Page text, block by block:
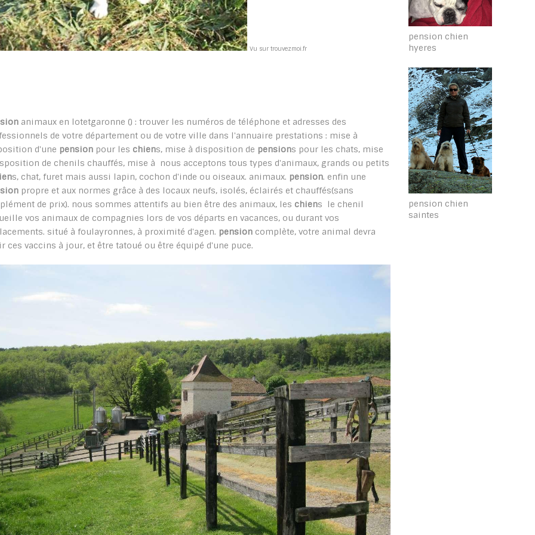
Vu sur trouvezmoi.fr
animaux en lotetgaronne () : trouver les numéros de téléphone et adresses des
de votre département ou de votre ville dans l'annuaire prestations : mise à
d'une pension pour les chiens, mise à disposition de pensions pour les chats, mise
de chenils chauffés, mise à nous acceptons tous types d'animaux, grands ou petits
s, chat, furet mais aussi lapin, cochon d'inde ou oiseaux. animaux. pension. enfin une
propre et aux normes grâce à des locaux neufs, isolés, éclairés et chauffés(sans
de prix). nous sommes attentifs au bien être des animaux, les chiens le chenil
vos animaux de compagnies lors de vos départs en vacances, ou durant vos
situé à foulayronnes, à proximité d'agen. pension complète, votre animal devra
ces vaccins à jour, et être tatoué ou être équipé d'une puce.
pension chien
hyeres
pension chien
saintes